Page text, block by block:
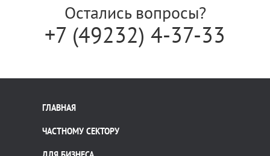
Остались вопросы?
+7 (49232) 4-37-33
ГЛАВНАЯ
ЧАСТНОМУ СЕКТОРУ